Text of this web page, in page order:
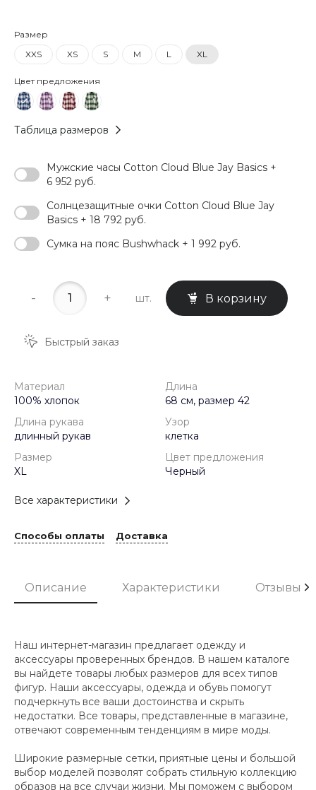
Размер
XXS
XS S M L XL
Цвет предложения
Таблица размеров
Мужские часы Cotton Cloud Blue Jay Basics +
6 952 руб.
Солнцезащитные очки Cotton Cloud Blue Jay
Basics + 18 792 руб.
Сумка на пояс Bushwhack + 1 992 руб.
- + шт. В корзину
Быстрый заказ
Материал
100% хлопок
Длина
68 см, размер 42
Длина рукава
длинный рукав
Узор
клетка
Размер
XL
Цвет предложения
Черный
Все характеристики
Способы оплаты Доставка
Описание Характеристики Отзывы
Наш интернет-магазин предлагает одежду и
аксессуары проверенных брендов. В нашем каталоге
вы найдете товары любых размеров для всех типов
фигур. Наши аксессуары, одежда и обувь помогут
подчеркнуть все ваши достоинства и скрыть
недостатки. Все товары, представленные в магазине,
отвечают современным тенденциям в мире моды.
Широкие размерные сетки, приятные цены и большой
выбор моделей позволят собрать стильную коллекцию
образов на все случаи жизни. Мы поможем с выбором